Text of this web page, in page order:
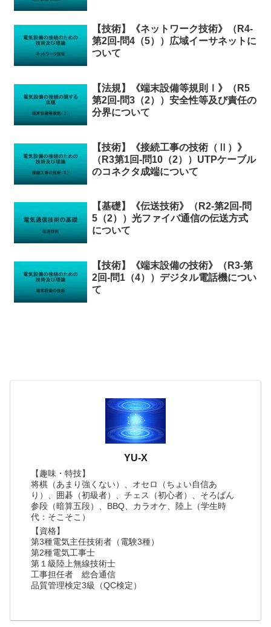
【技術】《ネットワーク技術》（R4-
第2回-問4（5））広域イーサネットに
ついて
【法規】《端末設備等規則Ⅰ》（R5
第2回-問3（2））安全性等及び責任の
分界について
【技術】《接続工事の技術（Ⅱ）》
（R3第1回-問10（2））UTPケーブル
のコネクタ成端について
【基礎】《伝送技術》（R2-第2回-問
5（2））光ファイバ通信の伝送方式
について
【技術】《端末設備の技術》（R3-第
2回-問1（4））デジタル電話機につい
て
YU-X
【趣味・特技】
将棋（あまり強くない）、オセロ（ちょい自信あ
り）、囲碁（初級者）、チェス（初心者）、そろばん
参段（暗算五段）、BBQ、カラオケ、陸上（学生時
代：そこそこ）
【資格】
第3種電気主任技術者（電験3種）
第2種電気工事士
第１級陸上無線技術士
工事担任者 総合通信
品質管理検定3級（QC検定）